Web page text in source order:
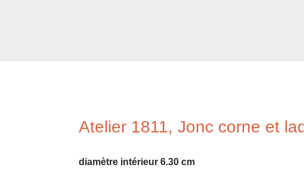
Atelier 1811, Jonc corne et
diamètre intérieur 6.30 cm